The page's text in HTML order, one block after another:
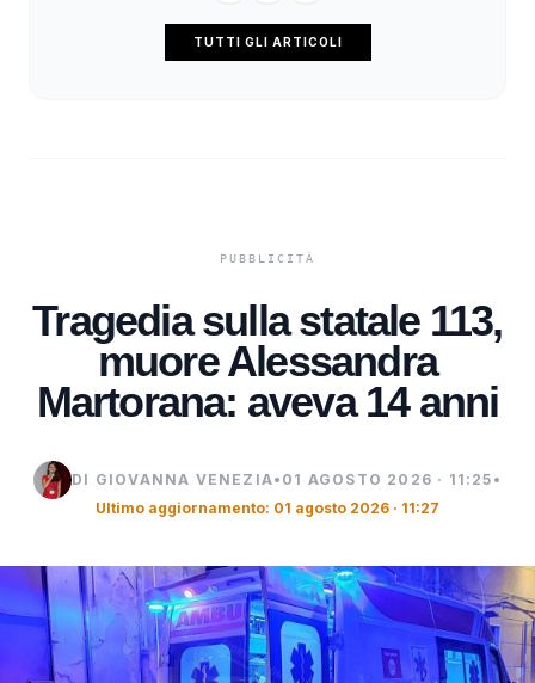
TUTTI GLI ARTICOLI
Tragedia sulla statale 113,
muore Alessandra
Martorana: aveva 14 anni
DI GIOVANNA VENEZIA• 01 AGOSTO 2026 · 11:25 •
Ultimo aggiornamento: 01 agosto 2026 · 11:27